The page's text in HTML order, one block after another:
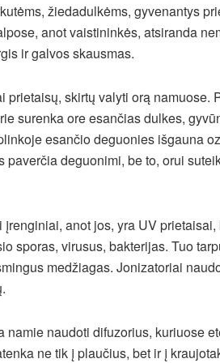
žiedadulkėms, gyvenantys
anot vaistininkės, atsiranda
ir galvos skausmas.
prietaisų, skirtų valyti orą namuose.
surenka ore esančias dulkes,
esančio deguonies išgauna
paverčia deguonimi, be to, orui
įrenginiai, anot jos, yra UV
sporas, virusus, bakterijas. Tuo
medžiagas. Jonizatoriai
namie naudoti difuzorius, kuriuose
ne tik į plaučius, bet ir į